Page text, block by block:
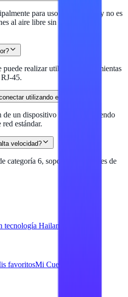
para uso en interiores y no es
al aire libre sin protección
realizar utilizando herramientas
45.
utilizando este jack?
de un dispositivo por puerto, siendo
estándar.
velocidad?
categoría 6, soporta velocidades de
tecnología Hailan ERP
favoritosMi Cuenta